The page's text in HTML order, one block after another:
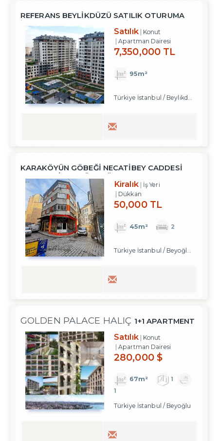
REFERANS BEYLIKDÜZÜ SATILIK OTURUMA
İZNE UYGUN SATILIK 2+1 DAIRE
Satılık
Konut
Apartman Dairesi
7,350,000 TL
95m²
Türkiye İstanbul / Beylikdüzü
KARAKÖYÜN GÖBEĞİ NECATİBEY CADDESİ
PARELLELİNDE KÖŞE DÜKKAN
Kiralık
İş Yeri
Dükkan
50,000 TL
45m² 2
Türkiye İstanbul / Beyoğlu/
GOLDEN PALACE HALIÇ 1+1 APARTMENT
/ RESIDENCE
Satılık
Konut
Apartman Dairesi
280,000 $
67m²
1
1
Türkiye İstanbul / Beyoğlu